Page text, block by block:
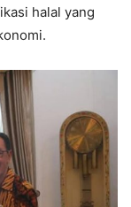
halal yang